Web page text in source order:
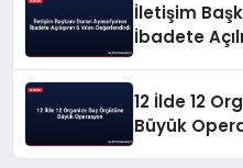
İletişim
İbadete
12 İlde 12
Büyük